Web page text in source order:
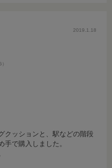
2019.1.18
クッションと、駅などの階段
手で購入しました。